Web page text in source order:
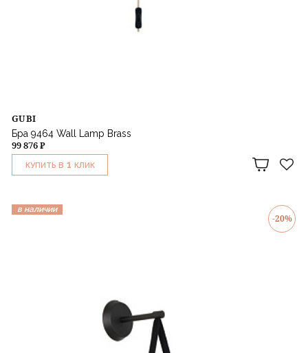
GUBI
Бра 9464 Wall Lamp Brass
99 876 ₽
КУПИТЬ В 1 КЛИК
в наличии
-20%